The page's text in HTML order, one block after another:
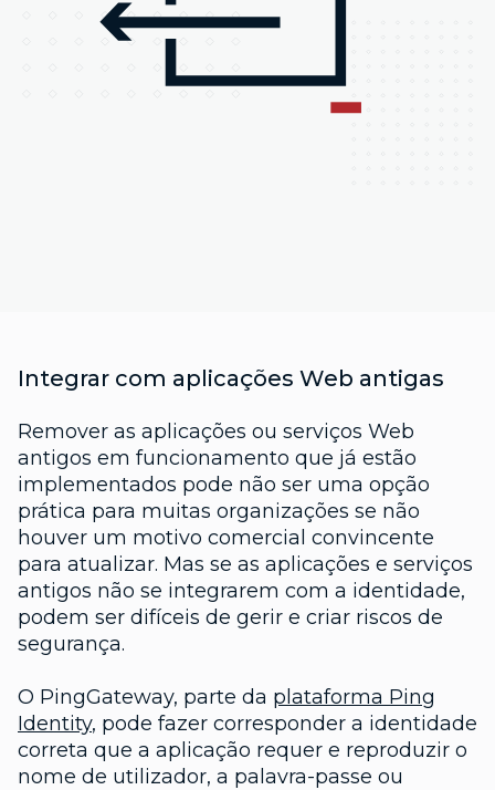
Integrar com aplicações Web antigas
Remover as aplicações ou serviços Web
antigos em funcionamento que já estão
implementados pode não ser uma opção
prática para muitas organizações se não
houver um motivo comercial convincente
para atualizar. Mas se as aplicações e serviços
antigos não se integrarem com a identidade,
podem ser difíceis de gerir e criar riscos de
segurança.
O PingGateway, parte da plataforma Ping
Identity, pode fazer corresponder a identidade
correta que a aplicação requer e reproduzir o
nome de utilizador, a palavra-passe ou